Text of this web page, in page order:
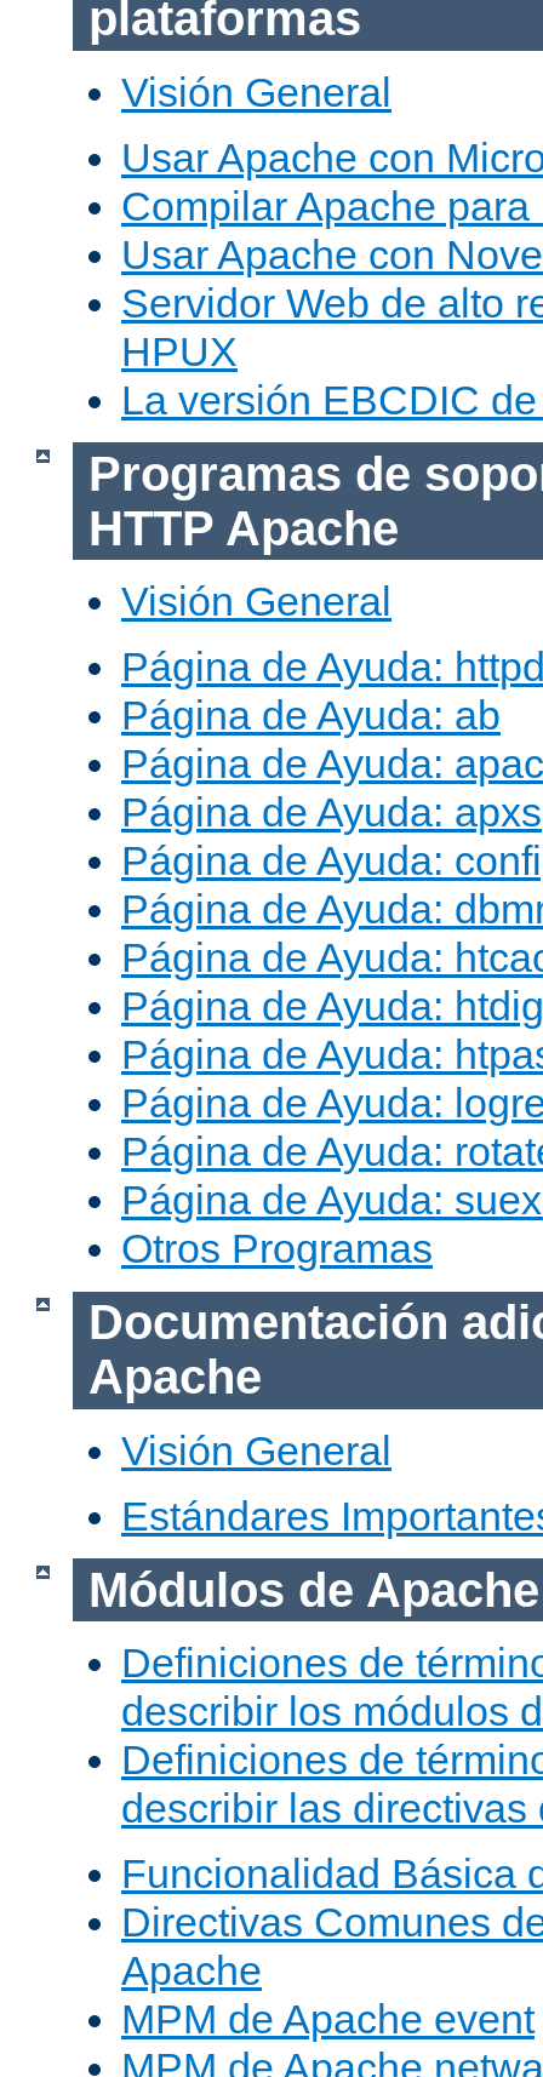
plataformas
Visión General
Usar Apache con
Compilar Apache
Usar Apache con
Servidor Web de alto
HPUX
La versión EBCDIC
Programas de
HTTP Apache
Visión General
Página de Ayuda:
Página de Ayuda: ab
Página de Ayuda:
Página de Ayuda: apxs
Página de Ayuda:
Página de Ayuda:
Página de Ayuda:
Página de Ayuda:
Página de Ayuda:
Página de Ayuda:
Página de Ayuda:
Página de Ayuda:
Otros Programas
Documentación
Apache
Visión General
Estándares
Módulos de Apache
Definiciones de
describir los módulos
Definiciones de
describir las directivas
Funcionalidad Básica
Directivas Comunes
Apache
MPM de Apache event
MPM de Apache